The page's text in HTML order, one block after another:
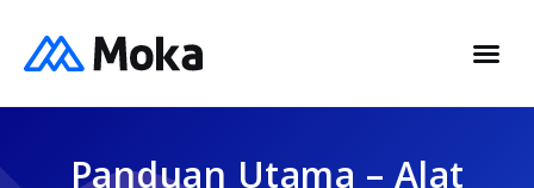
Panduan Utama – Alat